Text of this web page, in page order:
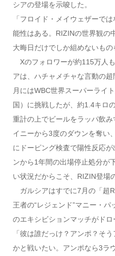
シアの登場を示唆した。
「フロイド・メイウェザーで
能性はある。RIZINの世界観の
大晦日だけでしか組めないもの
Xのフォロワーが約115万人
アは、ハチャメチャな言動の
月にはWBC世界スーパーライ
国）に挑戦したが、約1.4キロ
重計の上でビールをラッパ飲
イニーから3度のダウンを奪い
にドーピング検査で陽性反応
ンから1年間の出場停止処分が
い状況だからこそ、RIZIN登場
ガルシアはすでに7月の「超
王者の“レジェンド”マニー・
のエキシビションマッチがド
「彼は誰だっけ？アンポ？そ
かと戦いたい。アンポなら3ラ